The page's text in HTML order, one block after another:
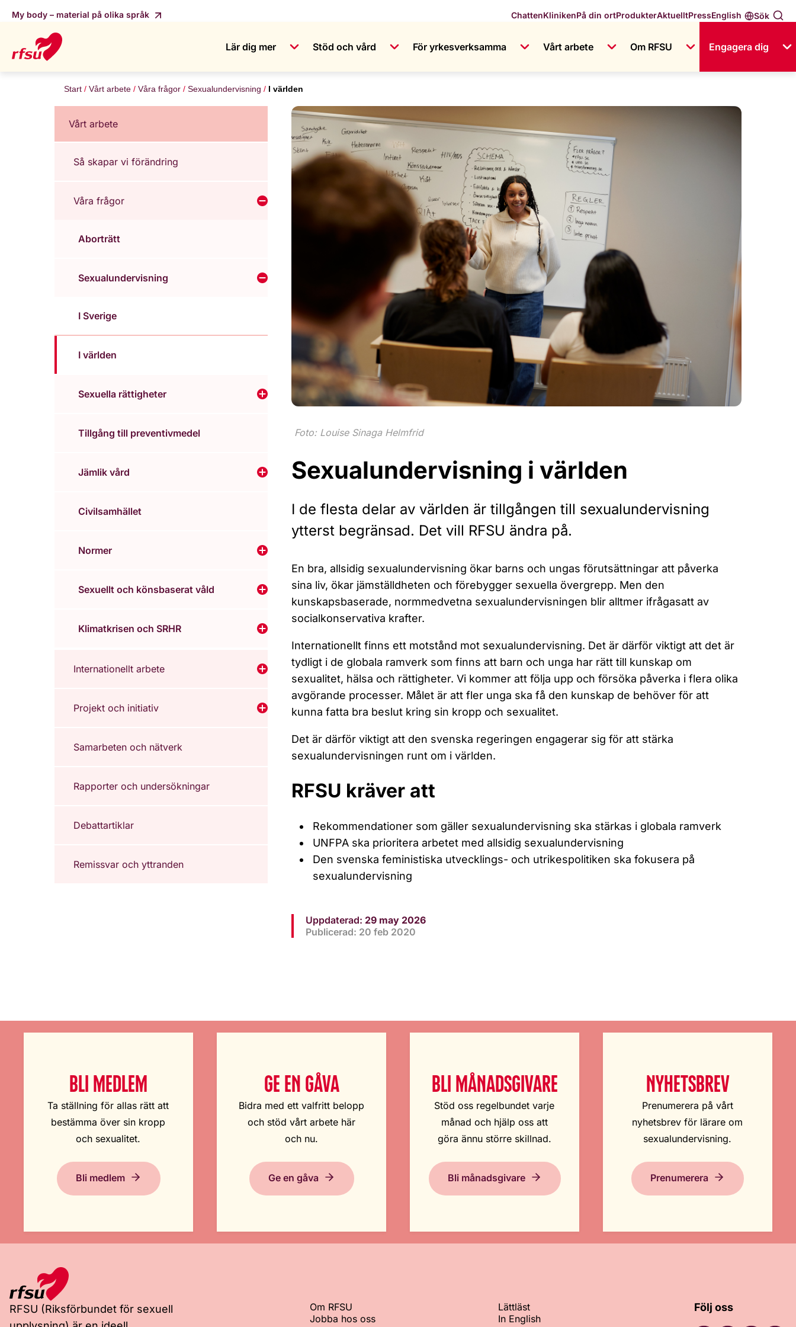
My body – material på olika språk Sök
English
ChattenKlinikenPå din ortProdukterAktuelltPress
Lär dig mer Stöd och vård För yrkesverksamma Vårt arbete Om RFSU Engagera dig
Start Vårt arbete Våra frågor Sexualundervisning I världen
Vårt arbete
Så skapar vi förändring
Våra frågor Visa undermeny för Våra frågor
Aborträtt
Sexualundervisning Visa undermeny för Sexualundervisning
I Sverige
I världen
Sexuella rättigheter Visa undermeny för Sexuella rättigheter
Tillgång till preventivmedel
Jämlik vård Visa undermeny för Jämlik vård
Civilsamhället
Normer Visa undermeny för Normer
Sexuellt och könsbaserat våld Visa undermeny för Sexuellt och könsbaserat våld
Klimatkrisen och SRHR Visa undermeny för Klimatkrisen och SRHR
Internationellt arbete Visa undermeny för Internationellt arbete
Projekt och initiativ Visa undermeny för Projekt och initiativ
Samarbeten och nätverk
Rapporter och undersökningar
Debattartiklar
Remissvar och yttranden
Foto: Louise Sinaga Helmfrid
Sexualundervisning i världen
I de flesta delar av världen är tillgången till sexualundervisning
ytterst begränsad. Det vill RFSU ändra på.
En bra, allsidig sexualundervisning ökar barns och ungas förutsättningar att påverka
sina liv, ökar jämställdheten och förebygger sexuella övergrepp. Men den
kunskapsbaserade, normmedvetna sexualundervisningen blir alltmer ifrågasatt av
socialkonservativa krafter.
Internationellt finns ett motstånd mot sexualundervisning. Det är därför viktigt att det är
tydligt i de globala ramverk som finns att barn och unga har rätt till kunskap om
sexualitet, hälsa och rättigheter. Vi kommer att följa upp och försöka påverka i flera olika
avgörande processer. Målet är att fler unga ska få den kunskap de behöver för att
kunna fatta bra beslut kring sin kropp och sexualitet.
Det är därför viktigt att den svenska regeringen engagerar sig för att stärka
sexualundervisningen runt om i världen.
RFSU kräver att
Rekommendationer som gäller sexualundervisning ska stärkas i globala ramverk
UNFPA ska prioritera arbetet med allsidig sexualundervisning
Den svenska feministiska utvecklings- och utrikespolitiken ska fokusera på
sexualundervisning
Uppdaterad: 29 may 2026
Publicerad: 20 feb 2020
BLI MEDLEM
Ta ställning för allas rätt att
bestämma över sin kropp
och sexualitet.
Bli medlem
GE EN GÅVA
Bidra med ett valfritt belopp
och stöd vårt arbete här
och nu.
Ge en gåva
BLI MÅNADSGIVARE
Stöd oss regelbundet varje
månad och hjälp oss att
göra ännu större skillnad.
Bli månadsgivare
NYHETSBREV
Prenumerera på vårt
nyhetsbrev för lärare om
sexualundervisning.
Prenumerera
RFSU (Riksförbundet för sexuell
Om RFSU
Jobba hos oss
Lättläst
In English
Följ oss